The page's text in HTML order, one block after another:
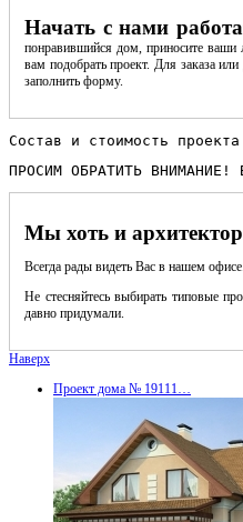
Начать с нами
понравившийся дом, приносите
вам подобрать проект. Для заказа
заполнить форму.
Состав и стоимость
ПРОСИМ ОБРАТИТЬ ВНИМАНИЕ!
Мы хоть и
Всегда рады видеть Вас в нашем офисе.
Не стесняйтесь выбирать типовые
давно придумали.
Наверх
Проект дома № 19111…